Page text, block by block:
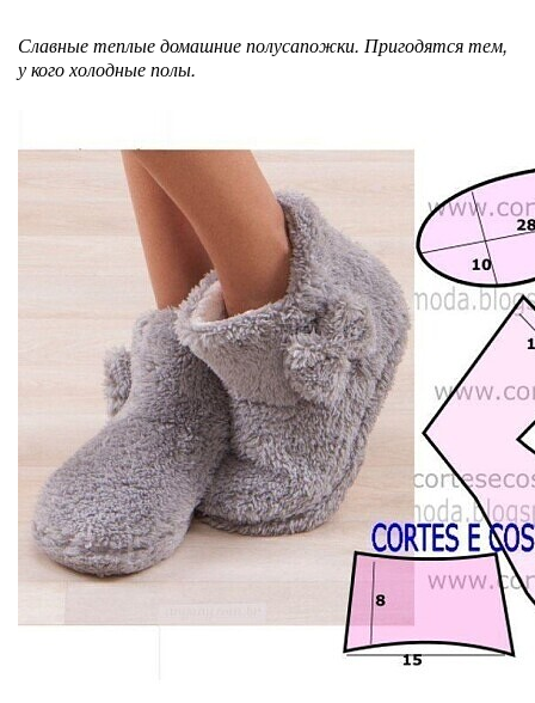
Славные теплые домашние полусапожки. Пригодятся тем,
у кого холодные полы.